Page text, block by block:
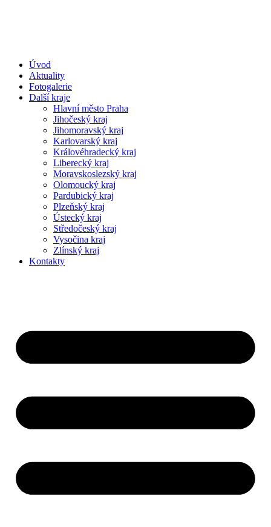
Úvod
Aktuality
Fotogalerie
Další kraje
Hlavní město Praha
Jihočeský kraj
Jihomoravský kraj
Karlovarský kraj
Královéhradecký kraj
Liberecký kraj
Moravskoslezský kraj
Olomoucký kraj
Pardubický kraj
Plzeňský kraj
Ústecký kraj
Středočeský kraj
Vysočina kraj
Zlínský kraj
Kontakty